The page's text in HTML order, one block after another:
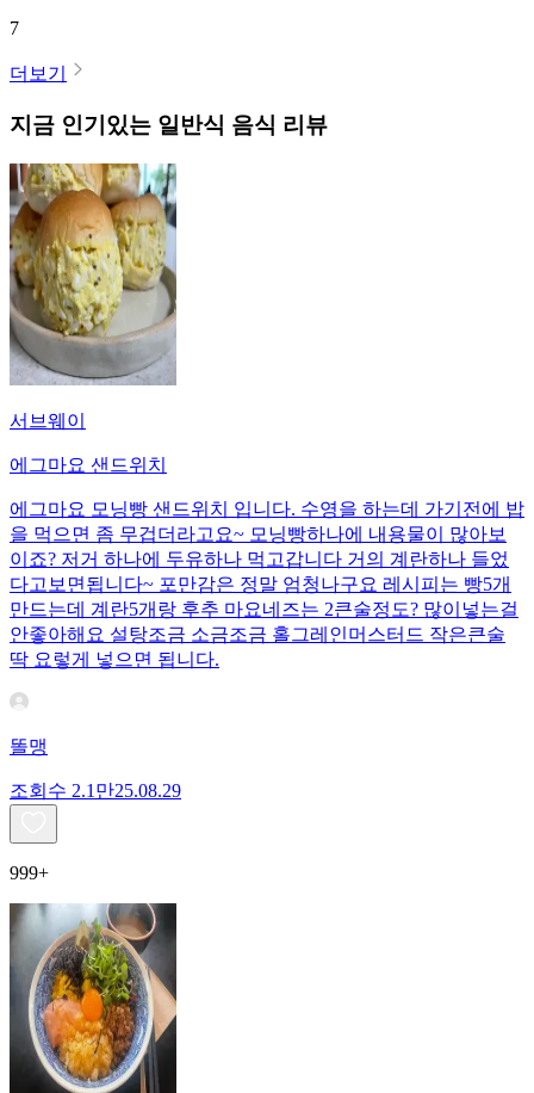
7
더보기
지금 인기있는 일반식 음식 리뷰
서브웨이
에그마요 샌드위치
에그마요 모닝빵 샌드위치 입니다. 수영을 하는데 가기전에 밥
을 먹으면 좀 무겁더라고요~ 모닝빵하나에 내용물이 많아보
이죠? 저거 하나에 두유하나 먹고갑니다 거의 계란하나 들었
다고보면됩니다~ 포만감은 정말 엄청나구요 레시피는 빵5개
만드는데 계란5개랑 후추 마요네즈는 2큰술정도? 많이넣는걸
안좋아해요 설탕조금 소금조금 홀그레인머스터드 작은큰술
딱 요렇게 넣으면 됩니다.
똘맹
조회수 2.1만25.08.29
999+